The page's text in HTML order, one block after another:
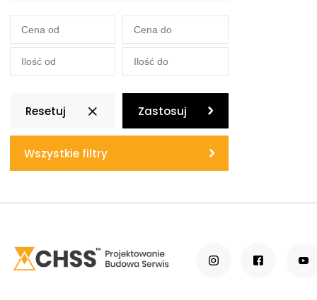
Resetuj Zastosuj
Wszystkie filtry